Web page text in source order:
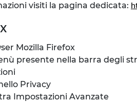
visiti la pagina dedicata:
Mozilla Firefox
presente nella barra degli
Privacy
Impostazioni Avanzate